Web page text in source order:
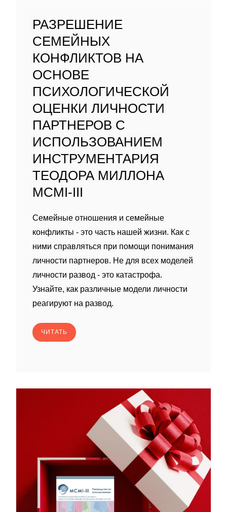
РАЗРЕШЕНИЕ
СЕМЕЙНЫХ
КОНФЛИКТОВ НА
ОСНОВЕ
ПСИХОЛОГИЧЕСКОЙ
ОЦЕНКИ ЛИЧНОСТИ
ПАРТНЕРОВ С
ИСПОЛЬЗОВАНИЕМ
ИНСТРУМЕНТАРИЯ
ТЕОДОРА МИЛЛОНА
MCMI-III
Семейные отношения и семейные
конфликты - это часть нашей жизни. Как с
ними справляться при помощи понимания
личности партнеров. Не для всех моделей
личности развод - это катастрофа.
Узнайте, как различные модели личности
реагируют на развод.
ЧИТАТЬ